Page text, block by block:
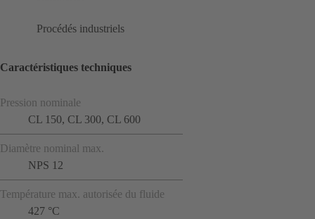
Procédés industriels
Caractéristiques techniques
Pression nominale
CL 150, CL 300, CL 600
Diamètre nominal max.
NPS 12
Température max. autorisée du fluide
427 °C